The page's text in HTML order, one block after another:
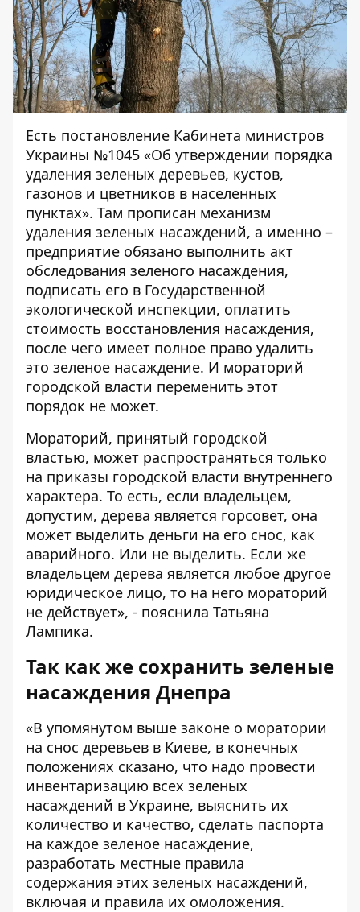
Есть постановление Кабинета министров
Украины №1045 «Об утверждении порядка
удаления зеленых деревьев, кустов,
газонов и цветников в населенных
пунктах». Там прописан механизм
удаления зеленых насаждений, а именно –
предприятие обязано выполнить акт
обследования зеленого насаждения,
подписать его в Государственной
экологической инспекции, оплатить
стоимость восстановления насаждения,
после чего имеет полное право удалить
это зеленое насаждение. И мораторий
городской власти переменить этот
порядок не может.
Мораторий, принятый городской
властью, может распространяться только
на приказы городской власти внутреннего
характера. То есть, если владельцем,
допустим, дерева является горсовет, она
может выделить деньги на его снос, как
аварийного. Или не выделить. Если же
владельцем дерева является любое другое
юридическое лицо, то на него мораторий
не действует», - пояснила Татьяна
Лампика.
Так как же сохранить зеленые
насаждения Днепра
«В упомянутом выше законе о моратории
на снос деревьев в Киеве, в конечных
положениях сказано, что надо провести
инвентаризацию всех зеленых
насаждений в Украине, выяснить их
количество и качество, сделать паспорта
на каждое зеленое насаждение,
разработать местные правила
содержания этих зеленых насаждений,
включая и правила их омоложения.